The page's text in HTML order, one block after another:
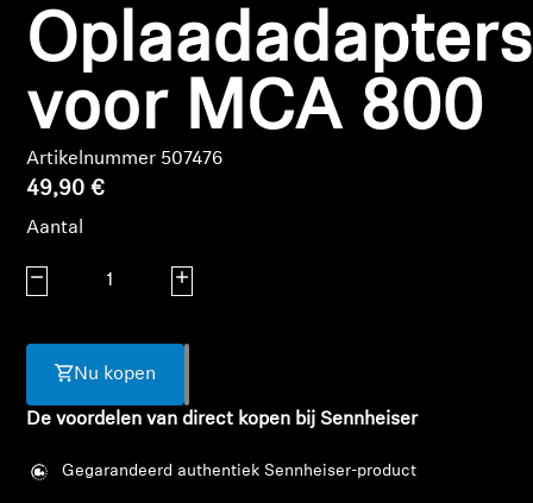
Koptelefoononderdelen en accessoires
Gehoor per categorie
Originele gehooronderdelengehoor en accessoires
Soundbars
voor MCA 800
Artikelnummer 507476
49,90 €
Aantal
Aantal verlagen Aantal verhogen
Nu kopen
De voordelen van direct kopen bij Sennheiser
Gegarandeerd authentiek Sennheiser-product